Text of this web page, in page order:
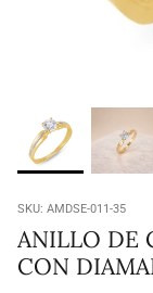
SKU: AMDSE-011-35
ANILLO DE
CON